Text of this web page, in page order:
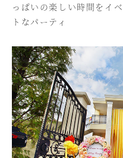
っぱいの楽しい時間を イ
トなパーティ